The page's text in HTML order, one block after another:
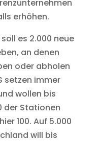
erhöhen.
es 2.000 neue
an denen
oder abholen
setzen immer
wollen bis
der Stationen
100. Auf 5.000
will bis